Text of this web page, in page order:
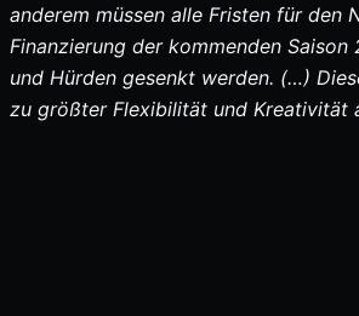
anderem müssen alle Fristen für den
Finanzierung der kommenden
und Hürden gesenkt werden. (…)
zu größter Flexibilität und Kreativität